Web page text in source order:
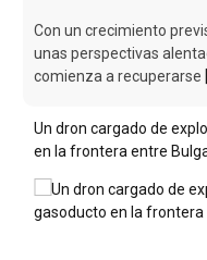
Con un crecimiento
unas perspectivas
comienza a recuperarse
Un dron cargado de
en la frontera entre